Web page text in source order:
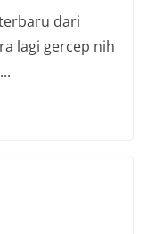
dari
lagi gercep nih